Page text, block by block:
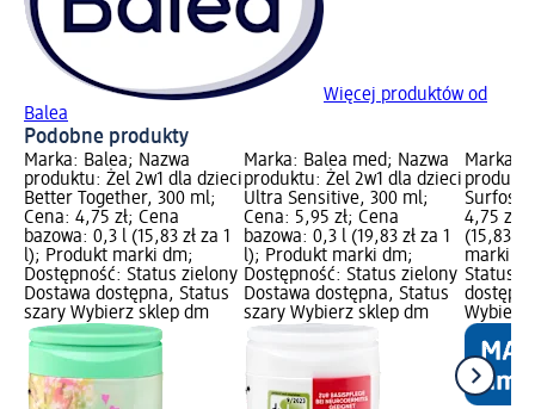
Więcej produktów od
Balea
Podobne produkty
Marka: Balea; Nazwa
produktu: Żel 2w1 dla dzieci
Better Together, 300 ml;
Cena: 4,75 zł; Cena
bazowa: 0,3 l (15,83 zł za 1
l); Produkt marki dm;
Dostępność: Status zielony
Dostawa dostępna, Status
szary Wybierz sklep dm
Marka: Balea med; Nazwa
produktu: Żel 2w1 dla dzieci
Ultra Sensitive, 300 ml;
Cena: 5,95 zł; Cena
bazowa: 0,3 l (19,83 zł za 1
l); Produkt marki dm;
Dostępność: Status zielony
Dostawa dostępna, Status
szary Wybierz sklep dm
Marka:
4,75 zł;
(15,83
marki
Status
Wybierz